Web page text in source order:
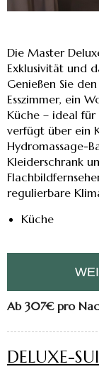
Die Master
Exklusivität und
Genießen Sie
Esszimmer, ein
Küche – ideal für
verfügt über ein
Hydromassage-
Kleiderschrank
regulierbare
Küche
Ab 307€pro
DELUXE-